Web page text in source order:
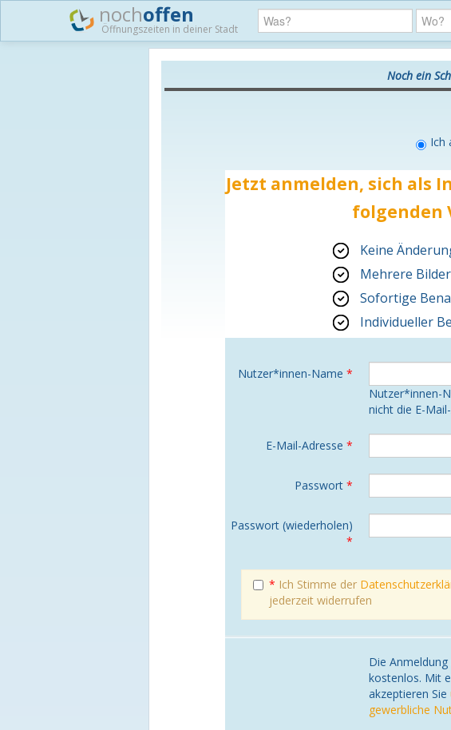
nochoffen
Öffnungszeiten in deiner Stadt
Noch ein
Ich
Jetzt anmelden, sich als
folgenden
Keine
Mehrere
Sofortige
Individueller
Nutzer*innen-Name*
Nutzer*innen-
nicht die E-
E-Mail-Adresse*
Passwort*
Passwort (wiederholen)
*
* Ich Stimme der
jederzeit widerrufen
Die
kostenlos. Mit
akzeptieren Sie
gewerbliche